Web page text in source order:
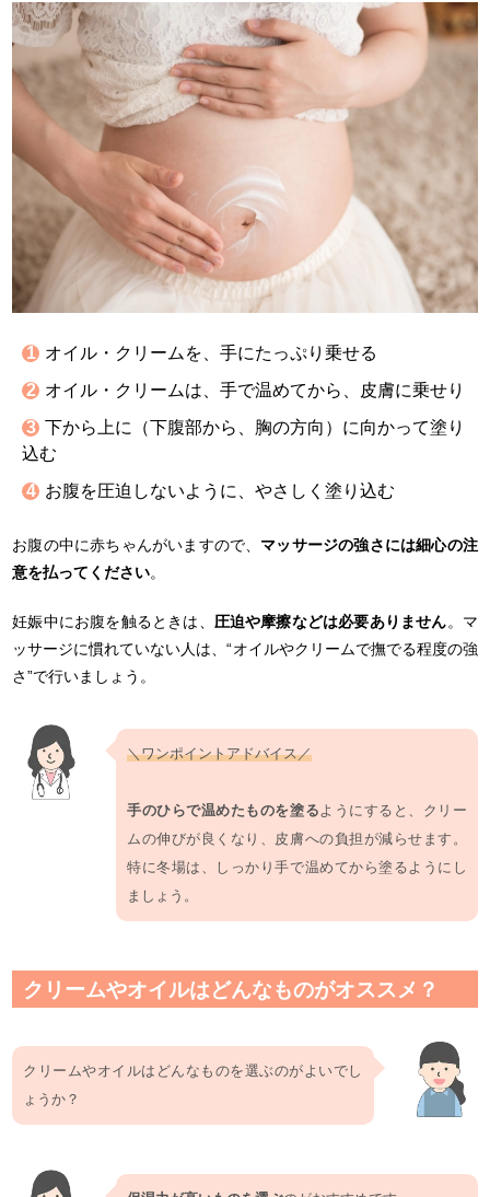
オイル・クリームを、手にたっぷり乗せる
オイル・クリームは、手で温めてから、皮膚に乗せり
下から上に（下腹部から、胸の方向）に向かって塗り
込む
お腹を圧迫しないように、やさしく塗り込む
お腹の中に赤ちゃんがいますので、 マッサージの強さには細心の注
意を払ってください。
妊娠中にお腹を触るときは、 圧迫や摩擦などは必要ありません。マ
ッサージに慣れていない人は、“オイルやクリームで撫でる程度の強
さ”で行いましょう。
＼ワンポイントアドバイス／
手のひらで温めたものを塗る ようにすると、クリー
ムの伸びが良くなり、皮膚への負担が減らせます。
特に冬場は、しっかり手で温めてから塗るようにし
ましょう。
クリームやオイルはどんなものがオススメ？
クリームやオイルはどんなものを選ぶのがよいでし
ょうか？